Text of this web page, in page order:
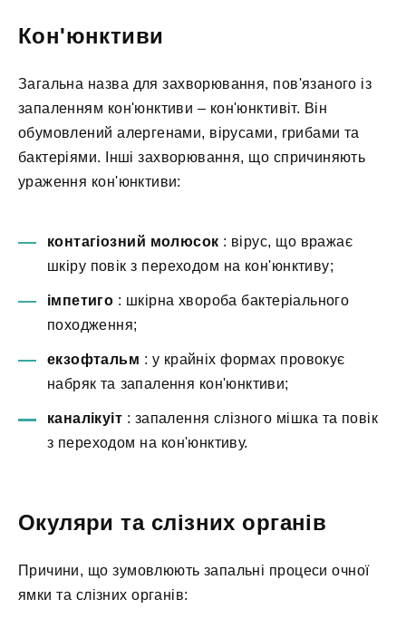
Кон'юнктиви
Загальна назва для захворювання, пов'язаного із
запаленням кон'юнктиви – кон'юнктивіт. Він
обумовлений алергенами, вірусами, грибами та
бактеріями. Інші захворювання, що спричиняють
ураження кон'юнктиви:
контагіозний молюсок : вірус, що вражає
шкіру повік з переходом на кон'юнктиву;
імпетиго : шкірна хвороба бактеріального
походження;
екзофтальм : у крайніх формах провокує
набряк та запалення кон'юнктиви;
каналікуіт : запалення слізного мішка та повік
з переходом на кон'юнктиву.
Окуляри та слізних органів
Причини, що зумовлюють запальні процеси очної
ямки та слізних органів: